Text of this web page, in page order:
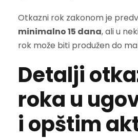
Otkazni rok zakonom je
minimalno 15 dana, ali u
rok može biti produžen do
Detalji
roka u
i opštim